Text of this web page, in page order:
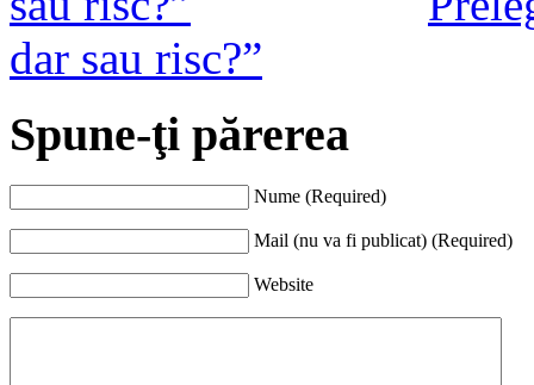
dar sau risc?”
Spune-ţi părerea
Nume (Required)
Mail (nu va fi publicat) (Required)
Website